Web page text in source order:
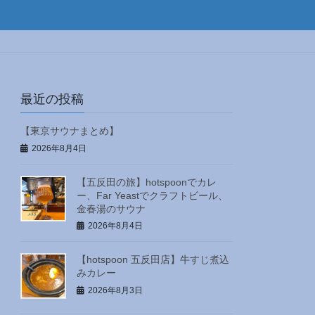
最近の投稿
【東京サウナまとめ】
2026年8月4日
【五反田の旅】hotspoonでカレ
ー、Far Yeastでクラフトビール、
金春湯のサウナ
2026年8月4日
【hotspoon 五反田店】牛すじ煮込
みカレー
2026年8月3日